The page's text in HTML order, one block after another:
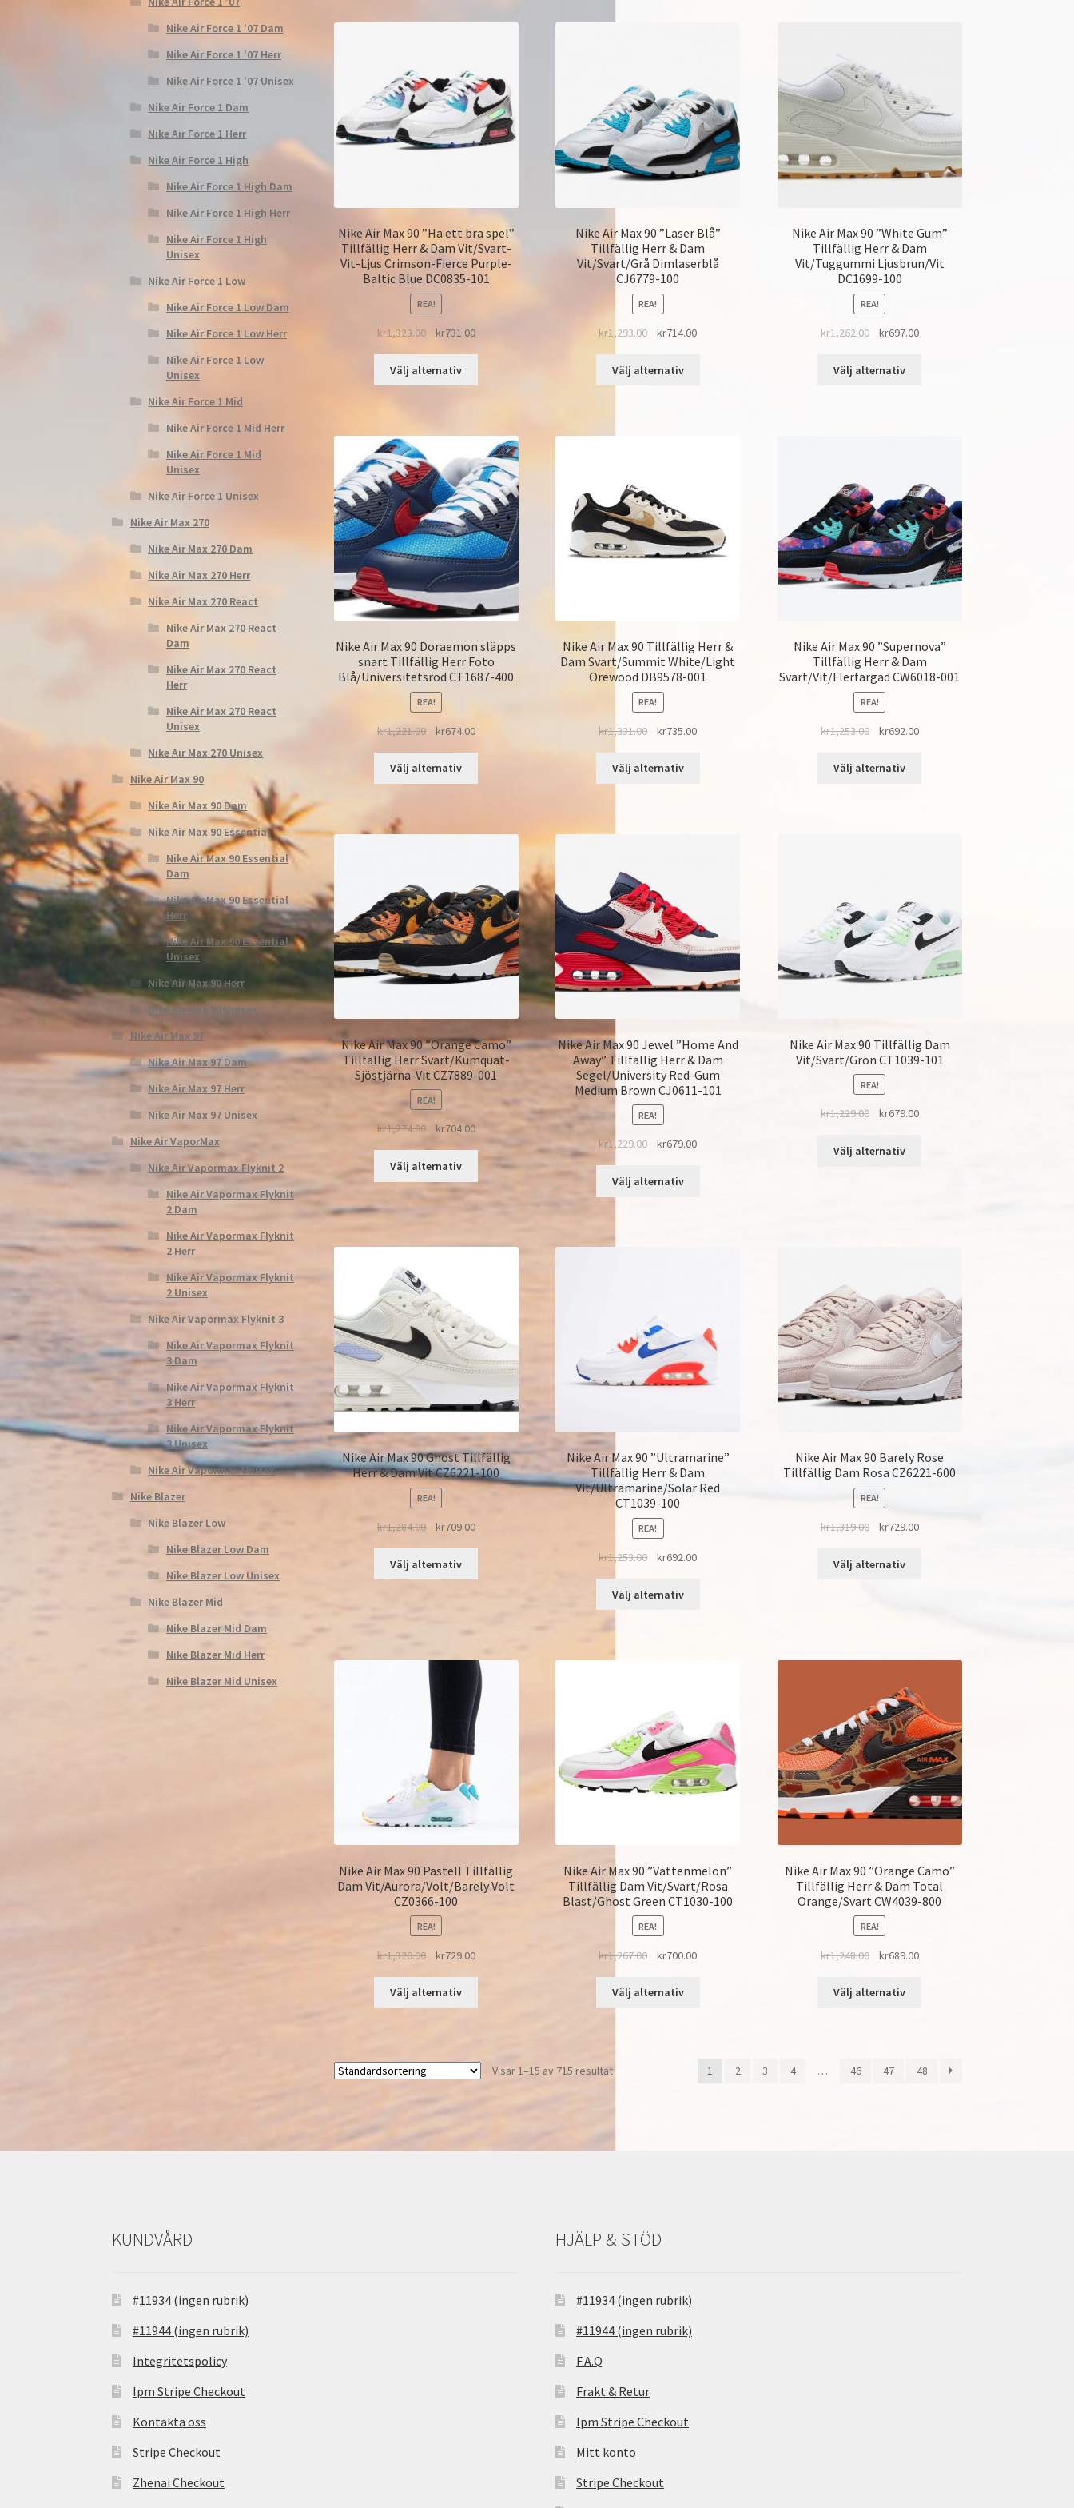
Nike Air Max 90 ”Ha ett bra spel”
Tillfällig Herr & Dam Vit/Svart-
Vit-Ljus Crimson-Fierce Purple-
Baltic Blue DC0835-101
REA!
kr1,323.00 kr731.00
Välj alternativ
Nike Air Max 90 ”Laser Blå”
Tillfällig Herr & Dam
Vit/Svart/Grå Dimlaserblå
CJ6779-100
REA!
kr1,293.00 kr714.00
Välj alternativ
Nike Air Max 90 ”White Gum”
Tillfällig Herr & Dam
Vit/Tuggummi Ljusbrun/Vit
DC1699-100
REA!
kr1,262.00 kr697.00
Välj alternativ
Nike Air Max 90 Doraemon släpps
snart Tillfällig Herr Foto
Blå/Universitetsröd CT1687-400
REA!
kr1,221.00 kr674.00
Välj alternativ
Nike Air Max 90 Tillfällig Herr &
Dam Svart/Summit White/Light
Orewood DB9578-001
REA!
kr1,331.00 kr735.00
Välj alternativ
Nike Air Max 90 ”Supernova”
Tillfällig Herr & Dam
Svart/Vit/Flerfärgad CW6018-001
REA!
kr1,253.00 kr692.00
Välj alternativ
Nike Air Max 90 ”Orange Camo”
Tillfällig Herr Svart/Kumquat-
Sjöstjärna-Vit CZ7889-001
REA!
kr1,274.00 kr704.00
Välj alternativ
Nike Air Max 90 Jewel ”Home And
Away” Tillfällig Herr & Dam
Segel/University Red-Gum
Medium Brown CJ0611-101
REA!
kr1,229.00 kr679.00
Välj alternativ
Nike Air Max 90 Tillfällig Dam
Vit/Svart/Grön CT1039-101
REA!
kr1,229.00 kr679.00
Välj alternativ
Nike Air Max 90 Ghost Tillfällig
Herr & Dam Vit CZ6221-100
REA!
kr1,284.00 kr709.00
Välj alternativ
Nike Air Max 90 ”Ultramarine”
Tillfällig Herr & Dam
Vit/Ultramarine/Solar Red
CT1039-100
REA!
kr1,253.00 kr692.00
Välj alternativ
Nike Air Max 90 Barely Rose
Tillfällig Dam Rosa CZ6221-600
REA!
kr1,319.00 kr729.00
Välj alternativ
Nike Air Max 90 Pastell Tillfällig
Dam Vit/Aurora/Volt/Barely Volt
CZ0366-100
REA!
kr1,320.00 kr729.00
Välj alternativ
Nike Air Max 90 ”Vattenmelon”
Tillfällig Dam Vit/Svart/Rosa
Blast/Ghost Green CT1030-100
REA!
kr1,267.00 kr700.00
Välj alternativ
Nike Air Max 90 ”Orange Camo”
Tillfällig Herr & Dam Total
Orange/Svart CW4039-800
REA!
kr1,248.00 kr689.00
Välj alternativ
Visar 1–15 av 715 resultat 1 2 3 4 … 46 47 48
Nike Air Force 1 '07 Dam
Nike Air Force 1 '07 Herr
Nike Air Force 1 '07 Unisex
Nike Air Force 1 Dam
Nike Air Force 1 Herr
Nike Air Force 1 High
Nike Air Force 1 High Dam
Nike Air Force 1 High Herr
Nike Air Force 1 High
Unisex
Nike Air Force 1 Low
Nike Air Force 1 Low Dam
Nike Air Force 1 Low Herr
Nike Air Force 1 Low
Unisex
Nike Air Force 1 Mid
Nike Air Force 1 Mid Herr
Nike Air Force 1 Mid
Unisex
Nike Air Force 1 Unisex
Nike Air Max 270
Nike Air Max 270 Dam
Nike Air Max 270 Herr
Nike Air Max 270 React
Nike Air Max 270 React
Dam
Nike Air Max 270 React
Herr
Nike Air Max 270 React
Unisex
Nike Air Max 270 Unisex
Nike Air Max 90
Nike Air Max 90 Dam
Nike Air Max 90 Essential
Nike Air Max 90 Essential
Dam
Nike Air Max 90 Essential
Herr
Nike Air Max 90 Essential
Unisex
Nike Air Max 90 Herr
Nike Air Max 90 Unisex
Nike Air Max 97
Nike Air Max 97 Dam
Nike Air Max 97 Herr
Nike Air Max 97 Unisex
Nike Air VaporMax
Nike Air Vapormax Flyknit 2
Nike Air Vapormax Flyknit
2 Dam
Nike Air Vapormax Flyknit
2 Herr
Nike Air Vapormax Flyknit
2 Unisex
Nike Air Vapormax Flyknit 3
Nike Air Vapormax Flyknit
3 Dam
Nike Air Vapormax Flyknit
3 Herr
Nike Air Vapormax Flyknit
3 Unisex
Nike Air Vapormax Unisex
Nike Blazer
Nike Blazer Low
Nike Blazer Low Dam
Nike Blazer Low Unisex
Nike Blazer Mid
Nike Blazer Mid Dam
Nike Blazer Mid Herr
Nike Blazer Mid Unisex
KUNDVÅRD
#11934 (ingen rubrik)
#11944 (ingen rubrik)
Integritetspolicy
Ipm Stripe Checkout
Kontakta oss
Stripe Checkout
Zhenai Checkout
HJÄLP & STÖD
#11934 (ingen rubrik)
#11944 (ingen rubrik)
F.A.Q
Frakt & Retur
Ipm Stripe Checkout
Mitt konto
Stripe Checkout